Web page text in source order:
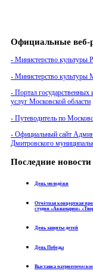
Официальные веб-
- Министерство культуры
- Министерство
- Портал
услуг Московской области
- Путеводитель по
- Официальный сайт
Дмитровского
Последние новости
День молодёжи
Отчётная концертная
студии «Аквамарин»
День защиты детей
День Победы
Выставка